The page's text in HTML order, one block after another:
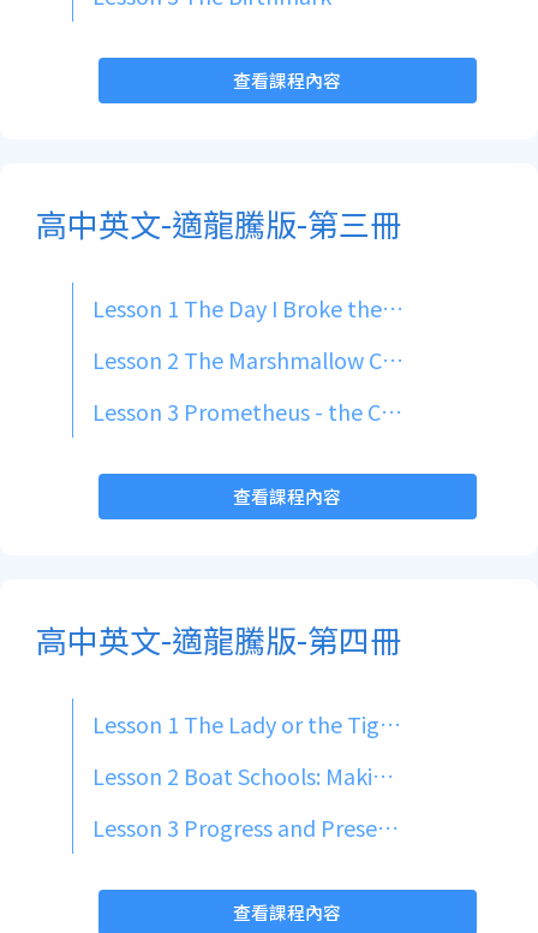
查看課程內容
高中英文-適龍騰版-第三冊
Lesson 1 The Day I Broke the Rules
Lesson 2 The Marshmallow Challenge: A Lesson in Keeping It Simple
Lesson 3 Prometheus - the Champion of Humankind -
查看課程內容
高中英文-適龍騰版-第四冊
Lesson 1 The Lady or the Tiger?
Lesson 2 Boat Schools: Making Waves in Education
Lesson 3 Progress and Preservation: Striking a Balance
查看課程內容